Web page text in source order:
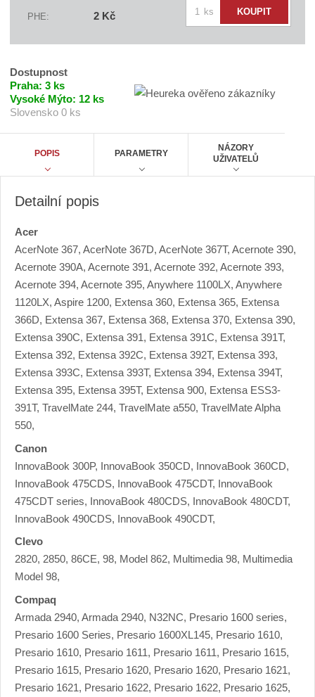
C
C
A
A
0
3
R
PHE: 2 Kč
p
ks KOUPIT
Dostupnost
Praha: 3 ks
Vysoké Mýto: 12 ks
Slovensko 0 ks
POPIS PARAMETRY
NÁZORY
UŽIVATELŮ
Detailní popis
Acer
AcerNote 367, AcerNote 367D, AcerNote 367T, Acernote 390,
Acernote 390A, Acernote 391, Acernote 392, Acernote 393,
Acernote 394, Acernote 395, Anywhere 1100LX, Anywhere
1120LX, Aspire 1200, Extensa 360, Extensa 365, Extensa
366D, Extensa 367, Extensa 368, Extensa 370, Extensa 390,
Extensa 390C, Extensa 391, Extensa 391C, Extensa 391T,
Extensa 392, Extensa 392C, Extensa 392T, Extensa 393,
Extensa 393C, Extensa 393T, Extensa 394, Extensa 394T,
Extensa 395, Extensa 395T, Extensa 900, Extensa ESS3-
391T, TravelMate 244, TravelMate a550, TravelMate Alpha
550,
Canon
InnovaBook 300P, InnovaBook 350CD, InnovaBook 360CD,
InnovaBook 475CDS, InnovaBook 475CDT, InnovaBook
475CDT series, InnovaBook 480CDS, InnovaBook 480CDT,
InnovaBook 490CDS, InnovaBook 490CDT,
Clevo
2820, 2850, 86CE, 98, Model 862, Multimedia 98, Multimedia
Model 98,
Compaq
Armada 2940, Armada 2940, N32NC, Presario 1600 series,
Presario 1600 Series, Presario 1600XL145, Presario 1610,
Presario 1610, Presario 1611, Presario 1611, Presario 1615,
Presario 1615, Presario 1620, Presario 1620, Presario 1621,
Presario 1621, Presario 1622, Presario 1622, Presario 1625,